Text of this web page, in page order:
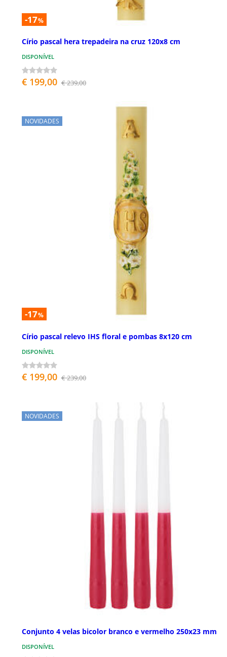
-17%
Círio pascal hera trepadeira na cruz 120x8 cm
DISPONÍVEL
€ 199,00 € 239,00
NOVIDADES
-17%
Círio pascal relevo IHS floral e pombas 8x120 cm
DISPONÍVEL
€ 199,00 € 239,00
NOVIDADES
Conjunto 4 velas bicolor branco e vermelho 250x23 mm
DISPONÍVEL